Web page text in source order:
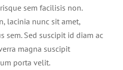
sem facilisis non.
lacinia nunc sit amet,
sem. Sed suscipit id diam ac
magna suscipit
porta velit.